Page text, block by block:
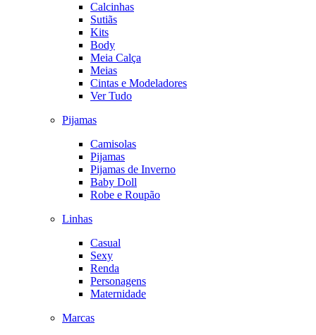
Calcinhas
Sutiãs
Kits
Body
Meia Calça
Meias
Cintas e Modeladores
Ver Tudo
Pijamas
Camisolas
Pijamas
Pijamas de Inverno
Baby Doll
Robe e Roupão
Linhas
Casual
Sexy
Renda
Personagens
Maternidade
Marcas